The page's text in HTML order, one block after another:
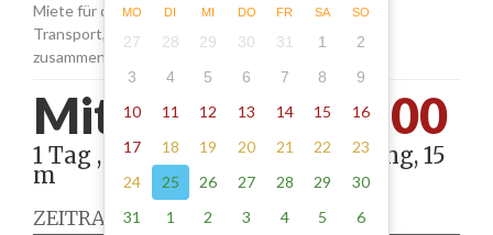
Miete für die Schilder sowie einer Pauschale für den
Transport, das Aufstellen und Abholen der Schilder
zusammen.
Mitwitz - 270.00
1 Tag , Stellung gemäß Anordnung, 15
m
ZEITRAUM
MO DI MI DO FR SA SO
27 28 29 30 31 1
2
3
4 5 6 7 8 9
10 11 12 13 14 15
16
17
18 19 20 21 22
23
24
25 26 27 28 29
30
31
1 2 3 4 5 6